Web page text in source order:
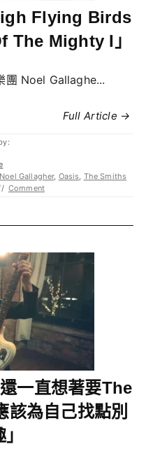
Flying Birds
The Mighty I」
團 Noel Gallaghe...
Full Article →
Noel Gallagher, Oasis, The Smiths
Comment
一直想著要The
為自己找點別